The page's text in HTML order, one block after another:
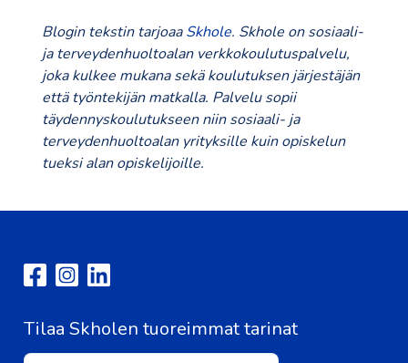
Blogin tekstin tarjoaaSkhole. Skhole on sosiaali-
ja terveydenhuoltoalan verkkokoulutuspalvelu,
joka kulkee mukana sekä koulutuksen järjestäjän
että työntekijän matkalla. Palvelu sopii
täydennyskoulutukseen niin sosiaali- ja
terveydenhuoltoalan yrityksille kuin opiskelun
tueksi alan opiskelijoille.
Tilaa Skholen tuoreimmat tarinat